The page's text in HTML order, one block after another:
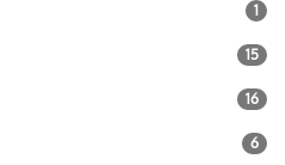
1
15
16
6